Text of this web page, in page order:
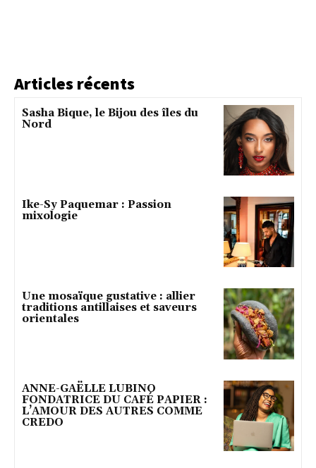
Articles récents
Sasha Bique, le Bijou des îles du
Nord
Ike-Sy Paquemar : Passion
mixologie
Une mosaïque gustative : allier
traditions antillaises et saveurs
orientales
ANNE-GAËLLE LUBINO
FONDATRICE DU CAFÉ PAPIER :
L’AMOUR DES AUTRES COMME
CREDO